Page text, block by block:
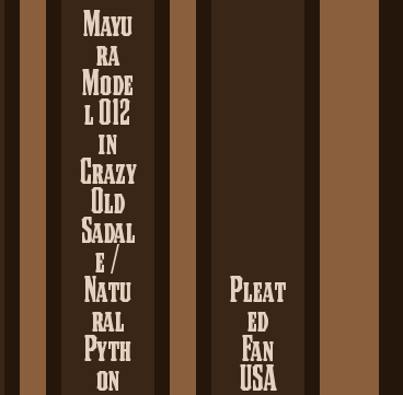
Mayu
ra
Mode
l 012
in
Crazy
Old
Sadal
e /
Natu
ral
Pyth
on
Pleat
ed
Fan
USA